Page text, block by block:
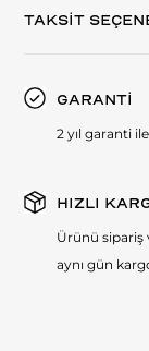
TAKSİT
GARANTİ
2 yıl garanti
HIZLI
Ürünü sipariş
aynı gün